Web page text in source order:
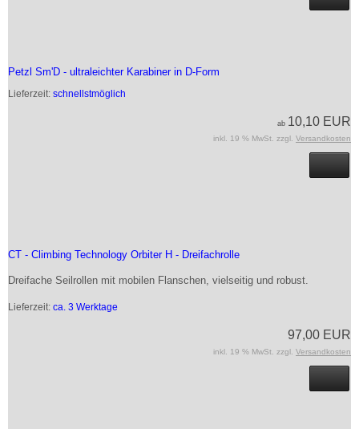
Petzl Sm'D - ultraleichter Karabiner in D-Form
Lieferzeit: schnellstmöglich
ab 10,10 EUR
inkl. 19 % MwSt. zzgl. Versandkosten
CT - Climbing Technology Orbiter H - Dreifachrolle
Dreifache Seilrollen mit mobilen Flanschen, vielseitig und robust.
Lieferzeit: ca. 3 Werktage
97,00 EUR
inkl. 19 % MwSt. zzgl. Versandkosten